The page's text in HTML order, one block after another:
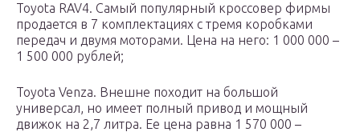
Toyota RAV4. Самый популярный кроссовер фирмы
продается в 7 комплектациях с тремя коробками
передач и двумя моторами. Цена на него: 1 000 000 –
1 500 000 рублей;
Toyota Venza. Внешне походит на большой
универсал, но имеет полный привод и мощный
движок на 2,7 литра. Ее цена равна 1 570 000 –